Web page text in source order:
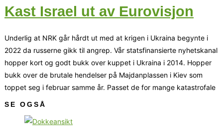
Kast Israel ut av Eurovisjon
Underlig at NRK går hårdt ut med at krigen i Ukraina begynte i
2022 da russerne gikk til angrep. Vår statsfinansierte nyhetskanal
hopper kort og godt bukk over kuppet i Ukraina i 2014. Hopper
bukk over de brutale hendelser på Majdanplassen i Kiev som
toppet seg i februar samme år. Passet de for mange katastrofale
SE OGSÅ